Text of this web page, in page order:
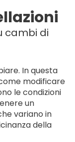
cambi di
In questa
modificare
le condizioni
un
variano in
della